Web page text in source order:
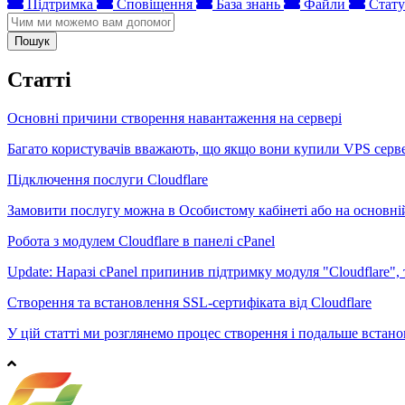
Підтримка Сповіщення База знань Файли
Пошук
Статті
Основні причини створення навантаження на сервері
Багато користувачів вважають, що якщо вони купили VPS
Підключення послуги Cloudflare
Замовити послугу можна в Особистому кабінеті або на
Робота з модулем Cloudflare в панелі cPanel
Update: Наразі сPanel припинив підтримку модуля
Створення та встановлення SSL-сертифіката від Cloudflare
У цій статті ми розглянемо процес створення і подальше